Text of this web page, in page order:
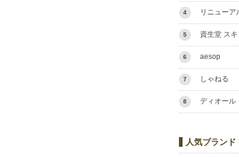
4 リニューア
5 資生堂 ス
6 aesop
7 しゃねる
8 ディオール
人気ブランド